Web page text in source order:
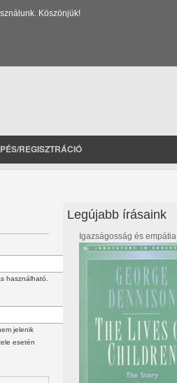
Köszönjük!
REGISZTRÁCIÓ
használható.
jelenik
esetén
Legújabb írásaink
Igazságosság és empátia